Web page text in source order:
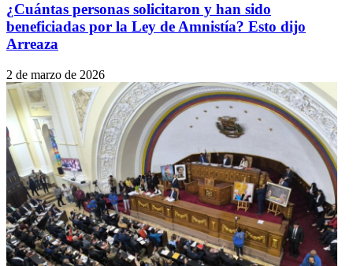
¿Cuántas personas solicitaron y han sido
beneficiadas por la Ley de Amnistía? Esto dijo
Arreaza
2 de marzo de 2026